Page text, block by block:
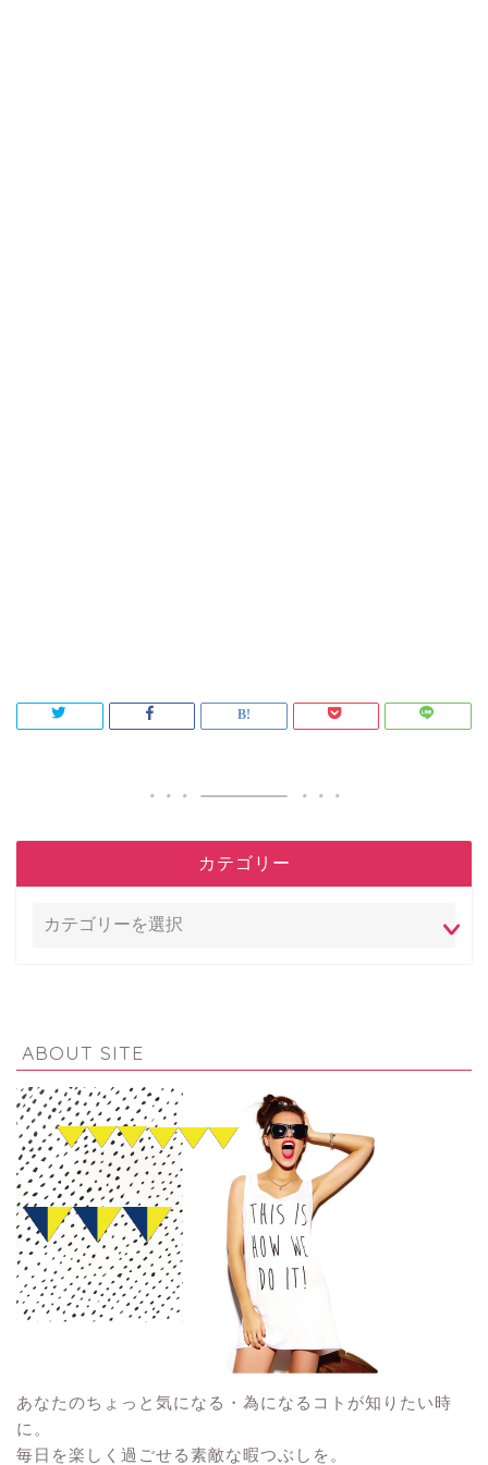
カテゴリー
ABOUT SITE
あなたのちょっと気になる・為になるコトが知りたい時
に。
毎日を楽しく過ごせる素敵な暇つぶしを。